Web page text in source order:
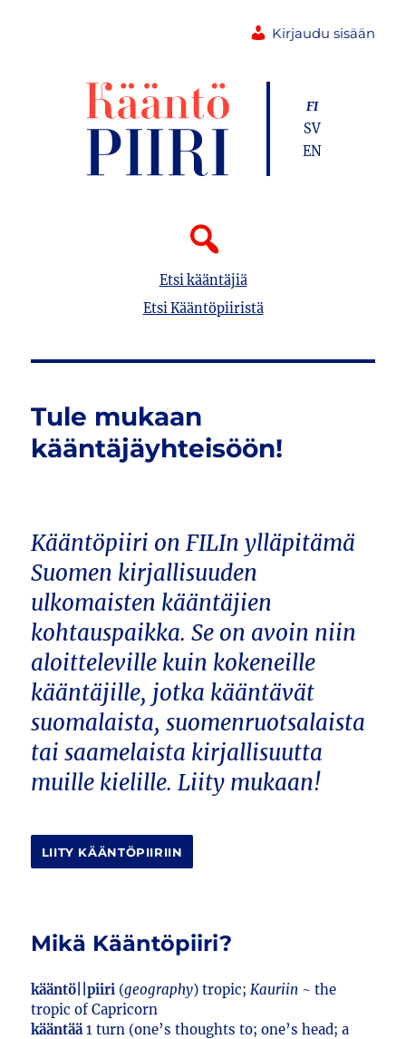
Kirjaudu sisään
Etsi kääntäjiä
Etsi Kääntöpiiristä
FI
SV
EN
Tule mukaan
kääntäjäyhteisöön!
Kääntöpiiri on FILIn ylläpitämä
Suomen kirjallisuuden
ulkomaisten kääntäjien
kohtauspaikka. Se on avoin niin
aloitteleville kuin kokeneille
kääntäjille, jotka kääntävät
suomalaista, suomenruotsalaista
tai saamelaista kirjallisuutta
muille kielille. Liity mukaan!
LIITY KÄÄNTÖPIIRIIN
Mikä Kääntöpiiri?
kääntö||piiri (geography) tropic;Kauriin ~ the
tropic of Capricorn
kääntää1 turn (one’s thoughts to; one’s head; a